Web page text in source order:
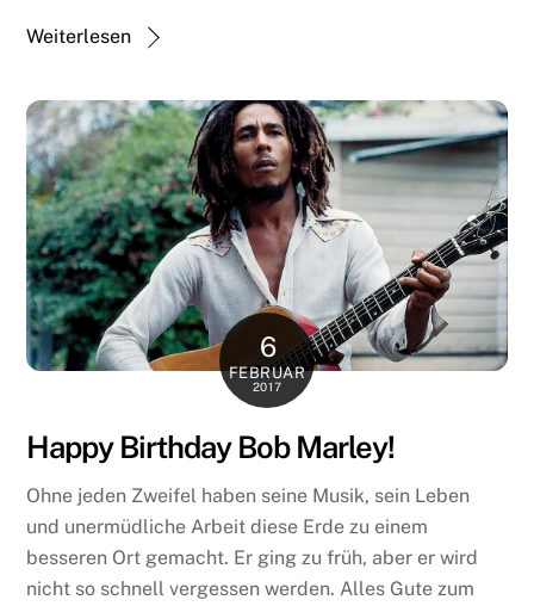
Weiterlesen
6
FEBRUAR
2017
Happy Birthday Bob Marley!
Ohne jeden Zweifel haben seine Musik, sein Leben
und unermüdliche Arbeit diese Erde zu einem
besseren Ort gemacht. Er ging zu früh, aber er wird
nicht so schnell vergessen werden. Alles Gute zum